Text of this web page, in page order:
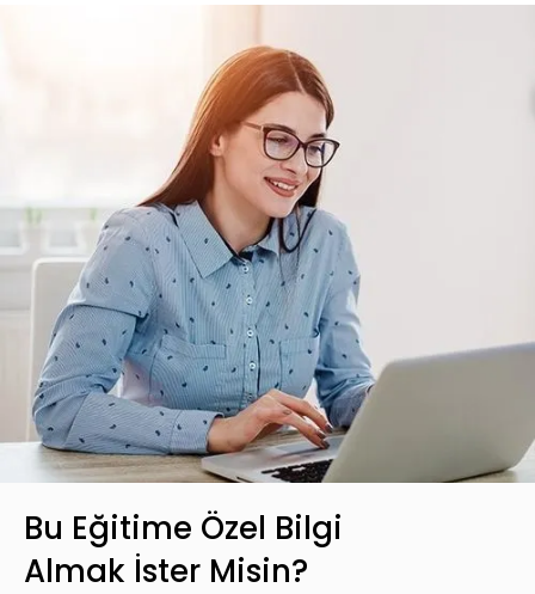
Bu Eğitime Özel Bilgi
Almak İster Misin?